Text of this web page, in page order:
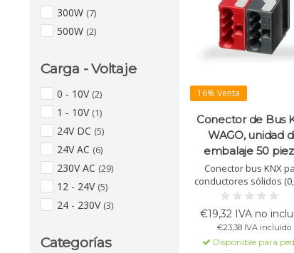
300W (7)
500W (2)
Carga - Voltaje
0 - 10V (2)
1 - 10V (1)
24V DC (5)
24V AC (6)
230V AC (29)
12 - 24V (5)
24 - 230V (3)
Categorías
16% Venta
Conector de Bus
WAGO, unidad
embalaje 50
Conector bus KNX
conductores sólidos
mm²), negro/rojo.
contra polaridad
tensión de prueba 4
(YCYM) y 2,5 kV (J-
Compatible con YCYM
€19,32 IVA no
€23,38 IVA incluido
Disponible para